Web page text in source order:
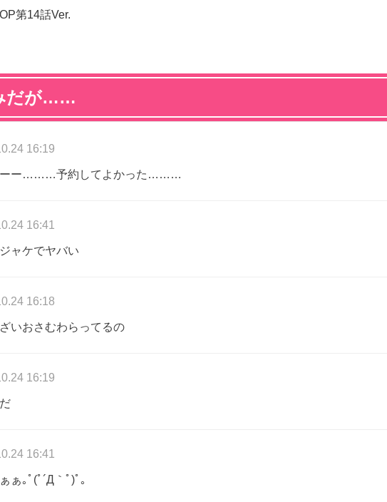
第14話Ver.
だが……
16:19
ーー………予約してよかった………
16:41
ャケでヤバい
16:18
いおさむわらってるの
16:19
16:41
ぁ｡ﾟ(ﾟ´Д｀ﾟ)ﾟ｡